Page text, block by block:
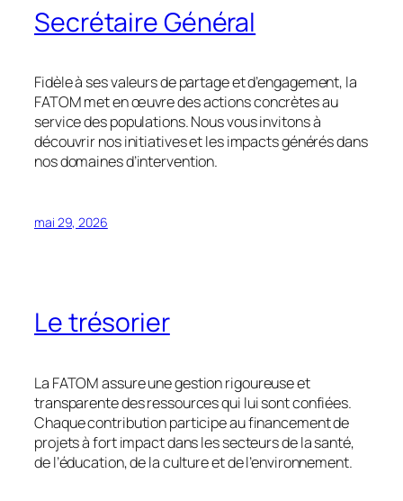
Secrétaire Général
Fidèle à ses valeurs de partage et d’engagement, la
FATOM met en œuvre des actions concrètes au
service des populations. Nous vous invitons à
découvrir nos initiatives et les impacts générés dans
nos domaines d’intervention.
mai 29, 2026
Le trésorier
La FATOM assure une gestion rigoureuse et
transparente des ressources qui lui sont confiées.
Chaque contribution participe au financement de
projets à fort impact dans les secteurs de la santé,
de l’éducation, de la culture et de l’environnement.